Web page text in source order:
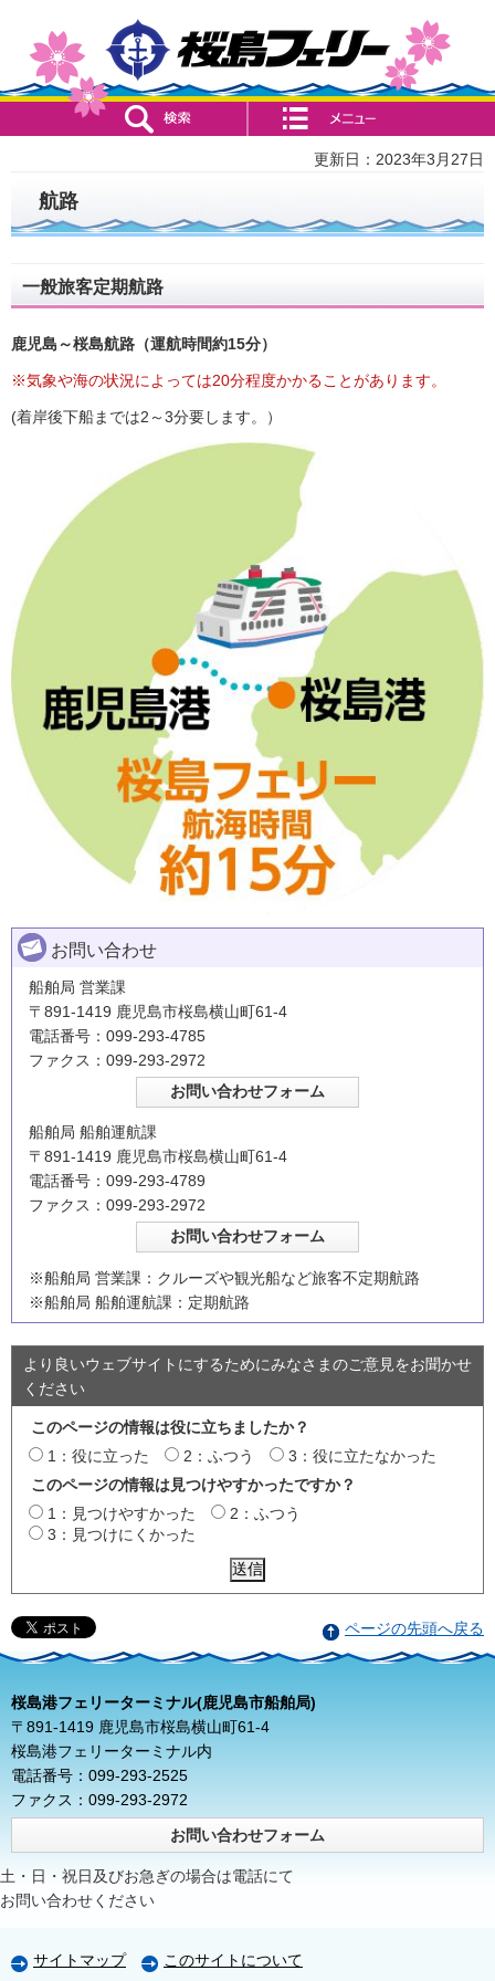
検索・共通メニュー コンテンツメニュー
更新日：2023年3月27日
航路
一般旅客定期航路
鹿児島～桜島航路（運航時間約15分）
※気象や海の状況によっては20分程度かかることがあります。
(着岸後下船までは2～3分要します。）
お問い合わせ
船舶局 営業課
〒891-1419 鹿児島市桜島横山町61-4
電話番号：099-293-4785
ファクス：099-293-2972
船舶局 船舶運航課
〒891-1419 鹿児島市桜島横山町61-4
電話番号：099-293-4789
ファクス：099-293-2972
※船舶局 営業課：クルーズや観光船など旅客不定期航路
※船舶局 船舶運航課：定期航路
より良いウェブサイトにするためにみなさまのご意見をお聞かせ
ください
このページの情報は役に立ちましたか？
1：役に立った
2：ふつう
3：役に立たなかった
このページの情報は見つけやすかったですか？
1：見つけやすかった
2：ふつう
3：見つけにくかった
ページの先頭へ戻る
桜島港フェリーターミナル(鹿児島市船舶局)
〒891-1419 鹿児島市桜島横山町61-4
桜島港フェリーターミナル内
電話番号：099-293-2525
ファクス：099-293-2972
お問い合わせフォーム
土・日・祝日及びお急ぎの場合は電話にて
お問い合わせください
サイトマップ このサイトについて